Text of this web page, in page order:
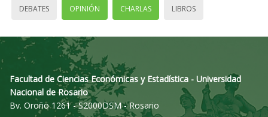
DEBATES OPINIÓN CHARLAS LIBROS
Facultad de Ciencias Económicas y Estadística - Universidad
Nacional de Rosario
Bv. Oroño 1261 - S2000DSM - Rosario